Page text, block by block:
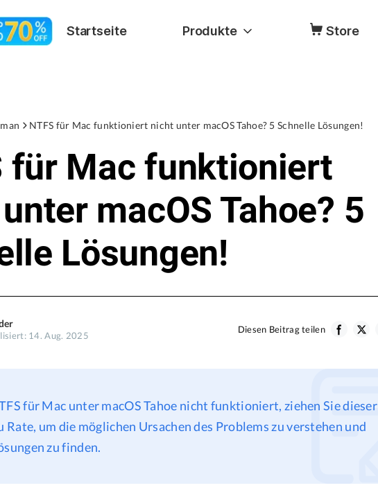
Startseite Produkte Store
NTFS für Mac funktioniert nicht unter macOS Tahoe? 5 Schnelle Lösungen!
für Mac funktioniert
macOS Tahoe? 5
Lösungen!
14. Aug. 2025
Diesen Beitrag teilen
für Mac unter macOS Tahoe nicht funktioniert, ziehen Sie dieser
Rate, um die möglichen Ursachen des Problems zu verstehen und
zu finden.